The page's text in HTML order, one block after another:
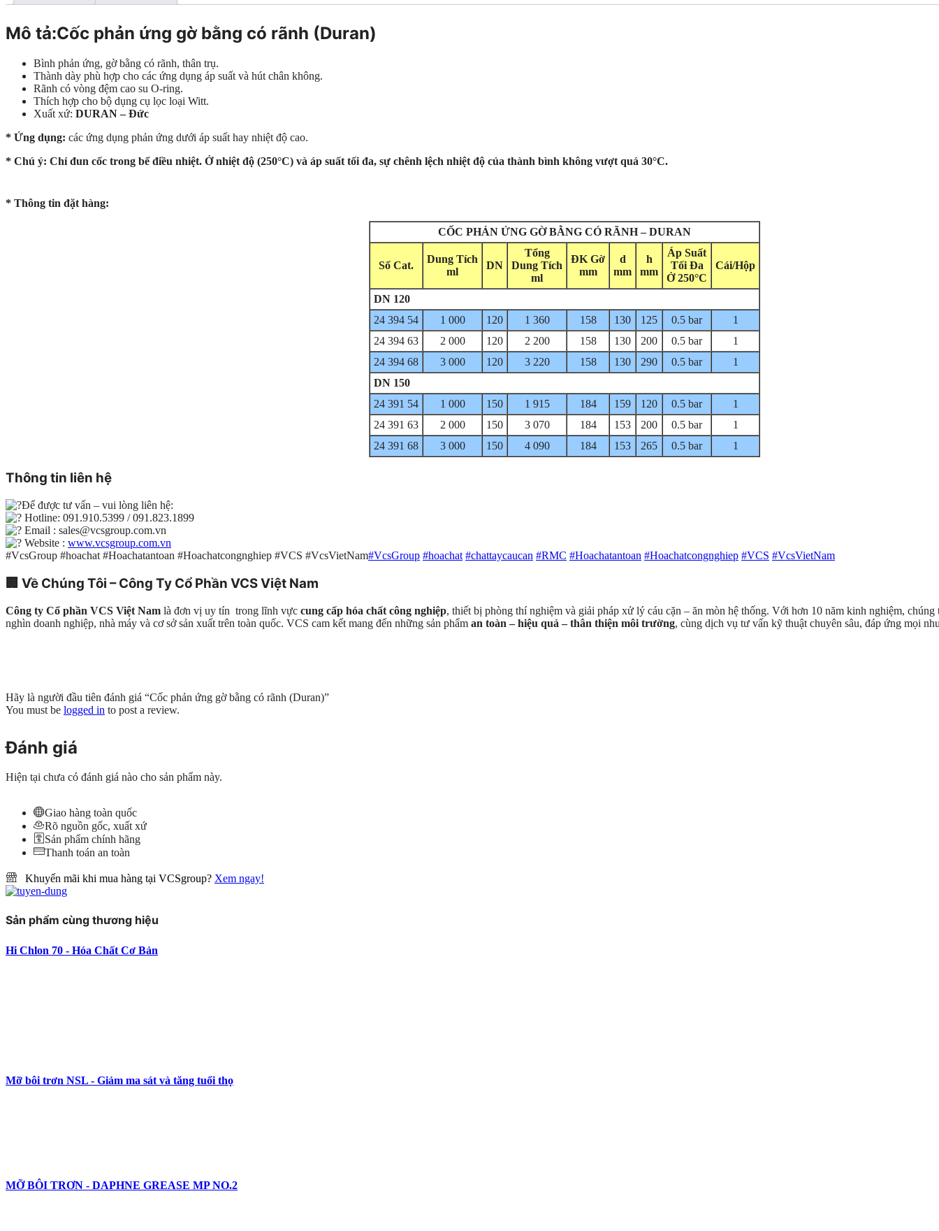
Mô tả:Cốc phản ứng gờ bằng có rãnh (Duran)
Bình phản ứng, gờ bằng có rãnh, thân trụ.
Thành dày phù hợp cho các ứng dụng áp suất và hút chân không.
Rãnh có vòng đệm cao su O-ring.
Thích hợp cho bộ dụng cụ lọc loại Witt.
Xuất xứ: DURAN – Đức
* Ứng dụng: các ứng dụng phản ứng dưới áp suất hay nhiệt độ cao.
* Chú ý: Chỉ đun cốc trong bể điều nhiệt. Ở nhiệt độ (250°C) và áp suất tối đa, sự chênh lệch nhiệt độ của thành bình không vượt quá 30°C.
* Thông tin đặt hàng:
CỐC PHẢN ỨNG GỜ BẰNG CÓ RÃNH – DURAN
Số Cat.
Dung Tích
ml
DN
Tổng
Dung Tích
ml
ĐK Gờ
mm
d
mm
h
mm
Áp Suất
Tối Đa
Ở 250°C
Cái/Hộp
DN 120
24 394 54
1 000 120 1 360 158 130 125 0.5 bar
1
24 394 63
2 000 120 2 200 158 130 200 0.5 bar
1
24 394 68
3 000 120 3 220 158 130 290 0.5 bar
1
DN 150
24 391 54
1 000 150 1 915 184 159 120 0.5 bar
1
24 391 63
2 000 150 3 070 184 153 200 0.5 bar
1
24 391 68
3 000 150 4 090 184 153 265 0.5 bar 1
Thông tin liên hệ
Để được tư vấn – vui lòng liên hệ:
Hotline: 091.910.5399 / 091.823.1899
Email : sales@vcsgroup.com.vn
Website : www.vcsgroup.com.vn
#VcsGroup #hoachat #Hoachatantoan #Hoachatcongnghiep #VCS #VcsVietNam#VcsGroup #hoachat #chattaycaucan #RMC #Hoachatantoan #Hoachatcongnghiep #VCS #VcsVietNam
🏢 Về Chúng Tôi – Công Ty Cổ Phần VCS Việt Nam
Công ty Cổ phần VCS Việt Nam là đơn vị uy tín trong lĩnh vực cung cấp hóa chất công nghiệp, thiết bị phòng thí nghiệm và giải pháp xử lý cáu cặn – ăn mòn hệ thống. Với hơn 10 năm kinh nghiệm,
nghìn doanh nghiệp, nhà máy và cơ sở sản xuất trên toàn quốc. VCS cam kết mang đến những sản phẩm an toàn – hiệu quả – thân thiện môi trường, cùng dịch vụ tư vấn kỹ thuật chuyên sâu, đáp ứng mọi
Hãy là người đầu tiên đánh giá “Cốc phản ứng gờ bằng có rãnh (Duran)”
You must be logged in to post a review.
Đánh giá
Hiện tại chưa có đánh giá nào cho sản phẩm này.
Giao hàng toàn quốc
Rõ nguồn gốc, xuất xứ
Sản phẩm chính hãng
Thanh toán an toàn
Khuyến mãi khi mua hàng tại VCSgroup? Xem ngay!
Sản phẩm cùng thương hiệu
Hi Chlon 70 - Hóa Chất Cơ Bản
Mỡ bôi trơn NSL - Giảm ma sát và tăng tuổi thọ
MỠ BÔI TRƠN - DAPHNE GREASE MP NO.2